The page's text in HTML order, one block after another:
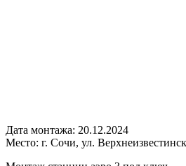
Дата монтажа: 20.12.2024
Место: г. Сочи, ул.